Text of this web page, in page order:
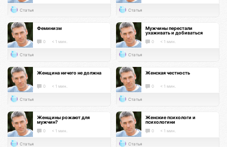
Статья Статья
Феминизм
0 < 1 мин.
Статья
Мужчины перестали
ухаживать и добиваться
0 < 1 мин.
Статья
Женщина ничего не должна
0 < 1 мин.
Статья
Женская честность
0 < 1 мин.
Статья
Женщины рожают для
мужчин?
0 < 1 мин.
Статья
Женские психологи и
психологини
0 < 1 мин.
Статья